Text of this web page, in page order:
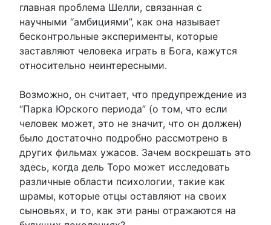
главная проблема Шелли, связанная с
научными “амбициями”, как она называет
бесконтрольные эксперименты, которые
заставляют человека играть в Бога, кажутся
относительно неинтересными.
Возможно, он считает, что предупреждение из
“Парка Юрского периода” (о том, что если
человек может, это не значит, что он должен)
было достаточно подробно рассмотрено в
других фильмах ужасов. Зачем воскрешать это
здесь, когда дель Торо может исследовать
различные области психологии, такие как
шрамы, которые отцы оставляют на своих
сыновьях, и то, как эти раны отражаются на